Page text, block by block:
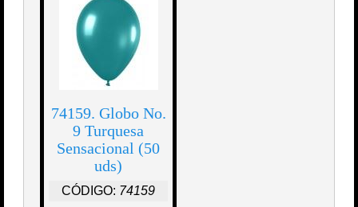
74159. Globo No.
9 Turquesa
Sensacional (50
uds)
CÓDIGO: 74159